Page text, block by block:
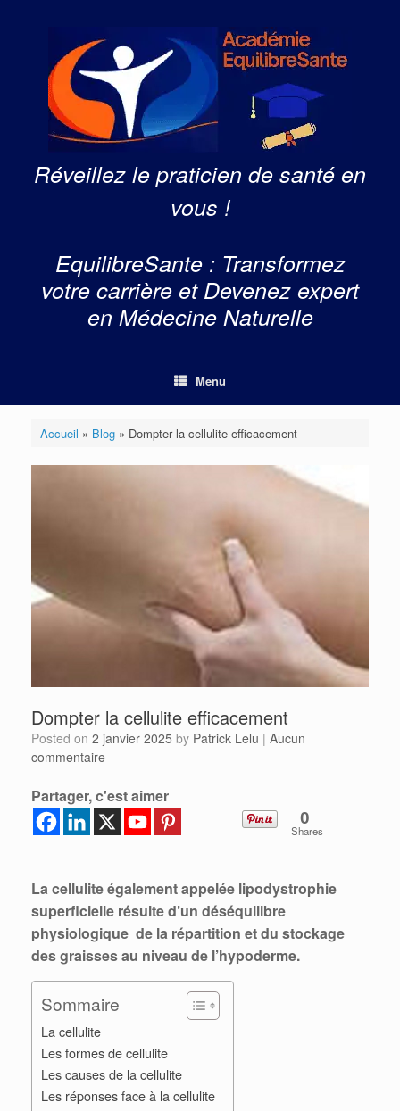
Réveillez le praticien de santé en
vous !
EquilibreSante : Transformez
votre carrière et Devenez expert
en Médecine Naturelle
Menu
Accueil » Blog» Dompter la cellulite efficacement
Dompter la cellulite efficacement
Posted on 2 janvier 2025 by Patrick Lelu | Aucun
commentaire
Partager, c'est aimer
0
Shares
La cellulite également appelée lipodystrophie
superficielle résulte d’un déséquilibre
physiologique de la répartition et du stockage
des graisses au niveau de l’hypoderme.
Sommaire
La cellulite
Les formes de cellulite
Les causes de la cellulite
Les réponses face à la cellulite